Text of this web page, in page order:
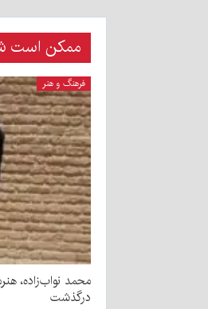
ممکن است
فرهنگ و هنر
محمد نواب‌زاده،
درگذشت